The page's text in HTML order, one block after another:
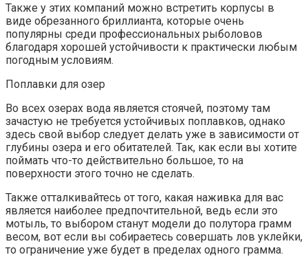
Также у этих компаний можно встретить корпусы в
виде обрезанного бриллианта, которые очень
популярны среди профессиональных рыболовов
благодаря хорошей устойчивости к практически любым
погодным условиям.
Поплавки для озер
Во всех озерах вода является стоячей, поэтому там
зачастую не требуется устойчивых поплавков, однако
здесь свой выбор следует делать уже в зависимости от
глубины озера и его обитателей. Так, как если вы хотите
поймать что-то действительно большое, то на
поверхности этого точно не сделать.
Также отталкивайтесь от того, какая наживка для вас
является наиболее предпочтительной, ведь если это
мотыль, то выбором станут модели до полутора грамм
весом, вот если вы собираетесь совершать лов уклейки,
то ограничение уже будет в пределах одного грамма.